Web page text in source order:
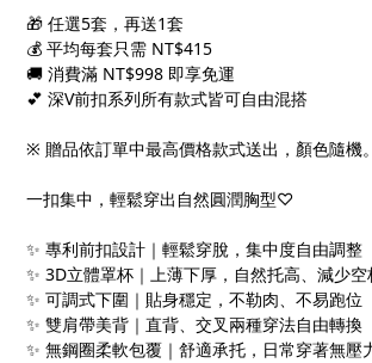
🎁 任選5套，再送1套
💰 平均每套只需 NT$415
🚚 消費滿 NT$998 即享免運
💕 深V前扣系列所有款式皆可自由混搭
※ 贈品依訂單中最高價格款式送出，顏色隨機。
一扣集中，輕鬆穿出自然圓潤胸型♡
✨ 專利前扣設計｜輕鬆穿脫，集中度自由調整
✨ 3D立體罩杯｜上薄下厚，自然托高、減少空
✨ 可調式下圍｜貼身穩定，不勒肉、不易跑位
✨ 雙肩帶美背｜直背、交叉兩種穿法自由轉換
✨ 無鋼圈柔軟包覆｜舒適承托，日常穿著無壓